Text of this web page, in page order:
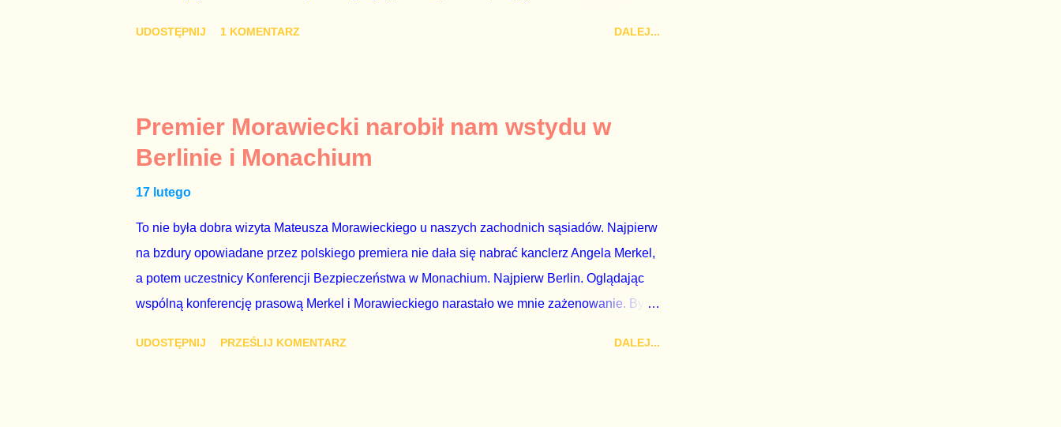
z TVP i TVN nie dorastają do pięt. Smutne, że znowu dał się złamać partii Jarosława
Kaczyńskiego. Znowu, bo w 2007 roku też tak się stało. Na kilka tygodni przed
przedterminowymi wyborami parlamentarnymi do biur Solorza politycy PiS wysłali Agencję
Bezpieczeństwa Wewnętrznego, a kilka dni później...
UDOSTĘPNIJ 1 KOMENTARZ DALEJ...
Premier Morawiecki narobił nam wstydu w
Berlinie i Monachium
17 lutego
To nie była dobra wizyta Mateusza Morawieckiego u naszych zachodnich sąsiadów. Najpierw
na bzdury opowiadane przez polskiego premiera nie dała się nabrać kanclerz Angela Merkel,
a potem uczestnicy Konferencji Bezpieczeństwa w Monachium. Najpierw Berlin. Oglądając
wspólną konferencję prasową Merkel i Morawieckiego narastało we mnie zażenowanie. Było
UDOSTĘPNIJ PRZEŚLIJ KOMENTARZ DALEJ...